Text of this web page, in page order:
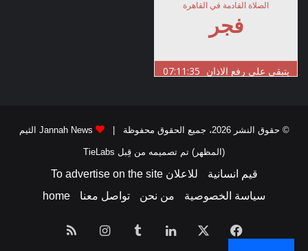
© حقوق النشر 2026، جميع الحقوق محفوظة | Jannah News الثيم
(المظهر) تم تصميمه من قِبل TieLabs
قيم انسانية
للاعلان To advertise on the site
سياسة الخصوصية
من نحن تواصل معنا home
فيسبوك لينكدإن انستقرام